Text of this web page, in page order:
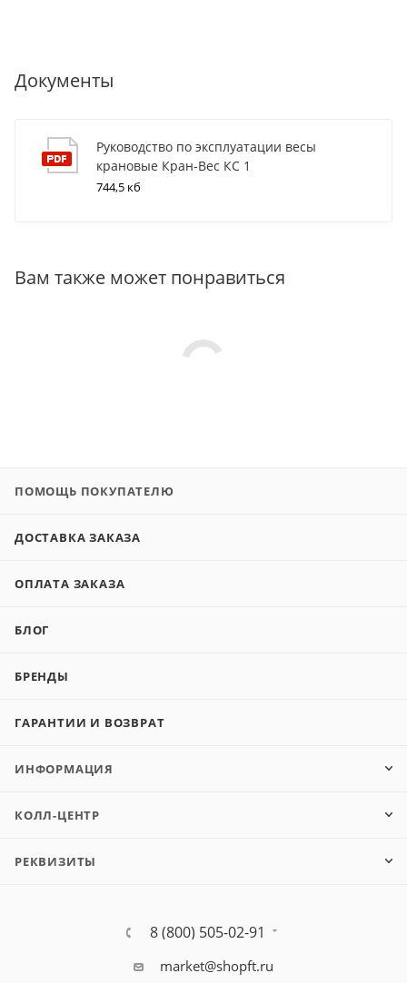
Документы
Руководство по эксплуатации весы
крановые Кран-Вес КС 1
744,5 кб
Вам также может понравиться
ПОМОЩЬ ПОКУПАТЕЛЮ
ДОСТАВКА ЗАКАЗА
ОПЛАТА ЗАКАЗА
БЛОГ
БРЕНДЫ
ГАРАНТИИ И ВОЗВРАТ
ИНФОРМАЦИЯ
КОЛЛ-ЦЕНТР
РЕКВИЗИТЫ
8 (800) 505-02-91
market@shopft.ru